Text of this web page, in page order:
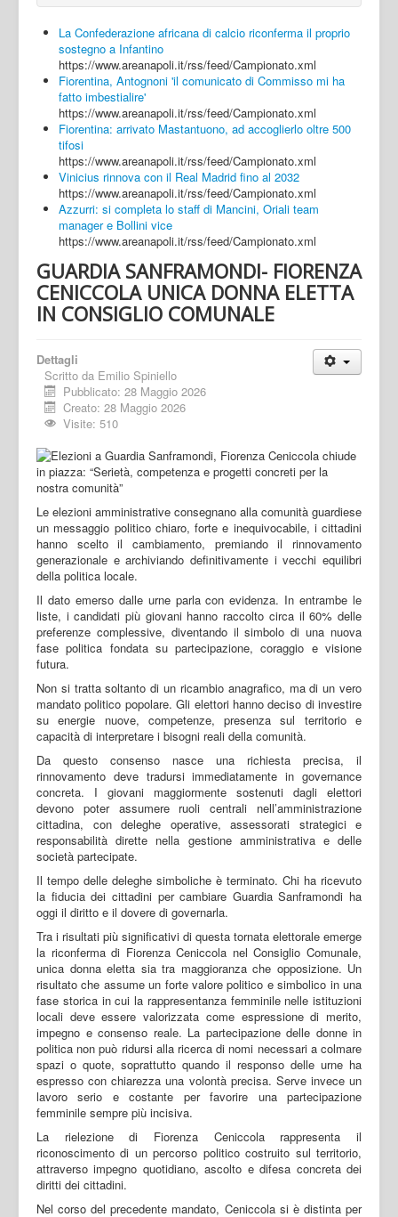
La Confederazione africana di calcio riconferma il proprio
sostegno a Infantino
https://www.areanapoli.it/rss/feed/Campionato.xml
Fiorentina, Antognoni 'il comunicato di Commisso mi ha
fatto imbestialire'
https://www.areanapoli.it/rss/feed/Campionato.xml
Fiorentina: arrivato Mastantuono, ad accoglierlo oltre 500
tifosi
https://www.areanapoli.it/rss/feed/Campionato.xml
Vinicius rinnova con il Real Madrid fino al 2032
https://www.areanapoli.it/rss/feed/Campionato.xml
Azzurri: si completa lo staff di Mancini, Oriali team
manager e Bollini vice
https://www.areanapoli.it/rss/feed/Campionato.xml
GUARDIA SANFRAMONDI- FIORENZA
CENICCOLA UNICA DONNA ELETTA
IN CONSIGLIO COMUNALE
Dettagli
Scritto da Emilio Spiniello
Pubblicato: 28 Maggio 2026
Creato: 28 Maggio 2026
Visite: 510
Le elezioni amministrative consegnano alla comunità guardiese
un messaggio politico chiaro, forte e inequivocabile, i cittadini
hanno scelto il cambiamento, premiando il rinnovamento
generazionale e archiviando definitivamente i vecchi equilibri
della politica locale.
Il dato emerso dalle urne parla con evidenza. In entrambe le
liste, i candidati più giovani hanno raccolto circa il 60% delle
preferenze complessive, diventando il simbolo di una nuova
fase politica fondata su partecipazione, coraggio e visione
futura.
Non si tratta soltanto di un ricambio anagrafico, ma di un vero
mandato politico popolare. Gli elettori hanno deciso di investire
su energie nuove, competenze, presenza sul territorio e
capacità di interpretare i bisogni reali della comunità.
Da questo consenso nasce una richiesta precisa, il
rinnovamento deve tradursi immediatamente in governance
concreta. I giovani maggiormente sostenuti dagli elettori
devono poter assumere ruoli centrali nell’amministrazione
cittadina, con deleghe operative, assessorati strategici e
responsabilità dirette nella gestione amministrativa e delle
società partecipate.
Il tempo delle deleghe simboliche è terminato. Chi ha ricevuto
la fiducia dei cittadini per cambiare Guardia Sanframondi ha
oggi il diritto e il dovere di governarla.
Tra i risultati più significativi di questa tornata elettorale emerge
la riconferma di Fiorenza Ceniccola nel Consiglio Comunale,
unica donna eletta sia tra maggioranza che opposizione. Un
risultato che assume un forte valore politico e simbolico in una
fase storica in cui la rappresentanza femminile nelle istituzioni
locali deve essere valorizzata come espressione di merito,
impegno e consenso reale. La partecipazione delle donne in
politica non può ridursi alla ricerca di nomi necessari a colmare
spazi o quote, soprattutto quando il responso delle urne ha
espresso con chiarezza una volontà precisa. Serve invece un
lavoro serio e costante per favorire una partecipazione
femminile sempre più incisiva.
La rielezione di Fiorenza Ceniccola rappresenta il
riconoscimento di un percorso politico costruito sul territorio,
attraverso impegno quotidiano, ascolto e difesa concreta dei
diritti dei cittadini.
Nel corso del precedente mandato, Ceniccola si è distinta per